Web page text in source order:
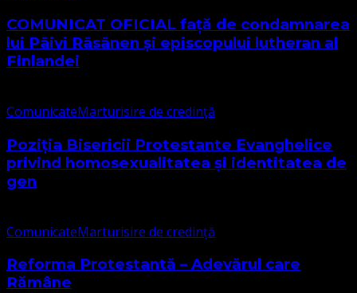
COMUNICAT OFICIAL față de condamnarea
lui Päivi Räsänen și episcopului lutheran al
Finlandei
ComunicateMarturisire de credință
Poziția Bisericii Protestante Evanghelice
privind homosexualitatea și identitatea de
gen
ComunicateMarturisire de credință
Reforma Protestantă – Adevărul care
Rămâne